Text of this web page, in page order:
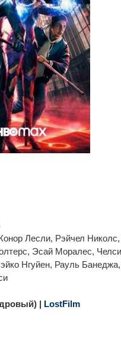
Лесли, Рэйчел
Эсай Моралес,
Нгуйен, Рауль
| LostFilm